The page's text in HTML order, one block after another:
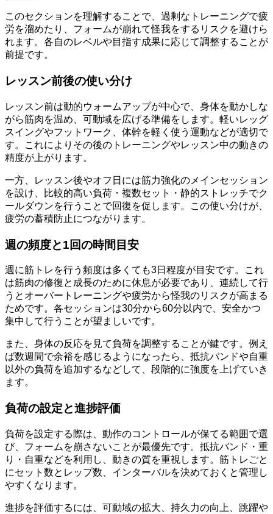
このセクションを理解することで、過剰なトレーニングで疲
労を溜めたり、フォームが崩れて怪我をするリスクを避けら
れます。各自のレベルや目指す成果に応じて調整することが
前提です。
レッスン前後の使い分け
レッスン前は動的ウォームアップが中心で、身体を動かしな
がら筋肉を温め、可動域を広げる準備をします。軽いレッグ
スイングやフットワーク、体幹を軽く使う運動などが適切で
す。これによりその後のトレーニングやレッスン中の動きの
精度が上がります。
一方、レッスン後やオフ日には筋力強化のメインセッション
を設け、比較的高い負荷・複数セット・静的ストレッチでク
ールダウンを行うことで回復を促します。この使い分けが、
疲労の蓄積防止につながります。
週の頻度と1回の時間目安
週に筋トレを行う頻度は多くても3日程度が目安です。これ
は筋肉の修復と成長のために休息が必要であり、連続して行
うとオーバートレーニングや疲労から怪我のリスクが高まる
ためです。各セッションは30分から60分以内で、安全かつ
集中して行うことが望ましいです。
また、身体の反応を見て負荷を調整することが鍵です。例え
ば数週間で余裕を感じるようになったら、抵抗バンドや自重
以外の負荷を追加するなどして、段階的に強度を上げていき
ます。
負荷の設定と進捗評価
負荷を設定する際は、動作のコントロールが保てる範囲で選
び、フォームを崩さないことが最優先です。抵抗バンド・重
り・自重などを利用し、動きの質を重視します。筋トレごと
にセット数とレップ数、インターバルを決めておくと管理し
やすくなります。
進捗を評価するには、可動域の拡大、持久力の向上、跳躍や